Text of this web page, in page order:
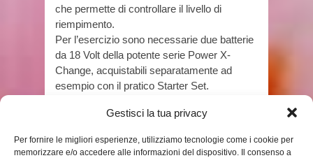
Gestisci la tua privacy
Per fornire le migliori esperienze, utilizziamo tecnologie come i cookie per
memorizzare e/o accedere alle informazioni del dispositivo. Il consenso a
che permette di controllare il livello di
riempimento.
Per l’esercizio sono necessarie due batterie
da 18 Volt della potente serie Power X-
Change, acquistabili separatamente ad
esempio con il pratico Starter Set.
(alla data del Oct 05, 2020 04:44:01 UTC –